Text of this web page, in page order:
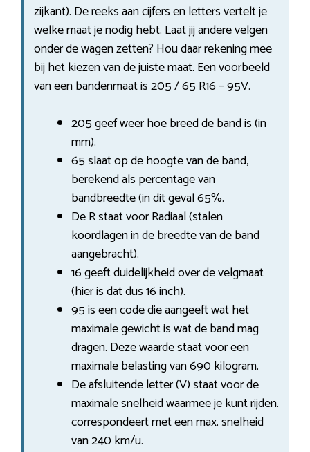
zijkant). De reeks aan cijfers en letters vertelt je
welke maat je nodig hebt. Laat jij andere velgen
onder de wagen zetten? Hou daar rekening mee
bij het kiezen van de juiste maat. Een voorbeeld
van een bandenmaat is 205 / 65 R16 – 95V.
205 geef weer hoe breed de band is (in
mm).
65 slaat op de hoogte van de band,
berekend als percentage van
bandbreedte (in dit geval 65%.
De R staat voor Radiaal (stalen
koordlagen in de breedte van de band
aangebracht).
16 geeft duidelijkheid over de velgmaat
(hier is dat dus 16 inch).
95 is een code die aangeeft wat het
maximale gewicht is wat de band mag
dragen. Deze waarde staat voor een
maximale belasting van 690 kilogram.
De afsluitende letter (V) staat voor de
maximale snelheid waarmee je kunt rijden.
correspondeert met een max. snelheid
van 240 km/u.